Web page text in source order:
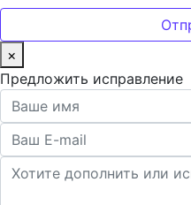
×
Предложить исправление